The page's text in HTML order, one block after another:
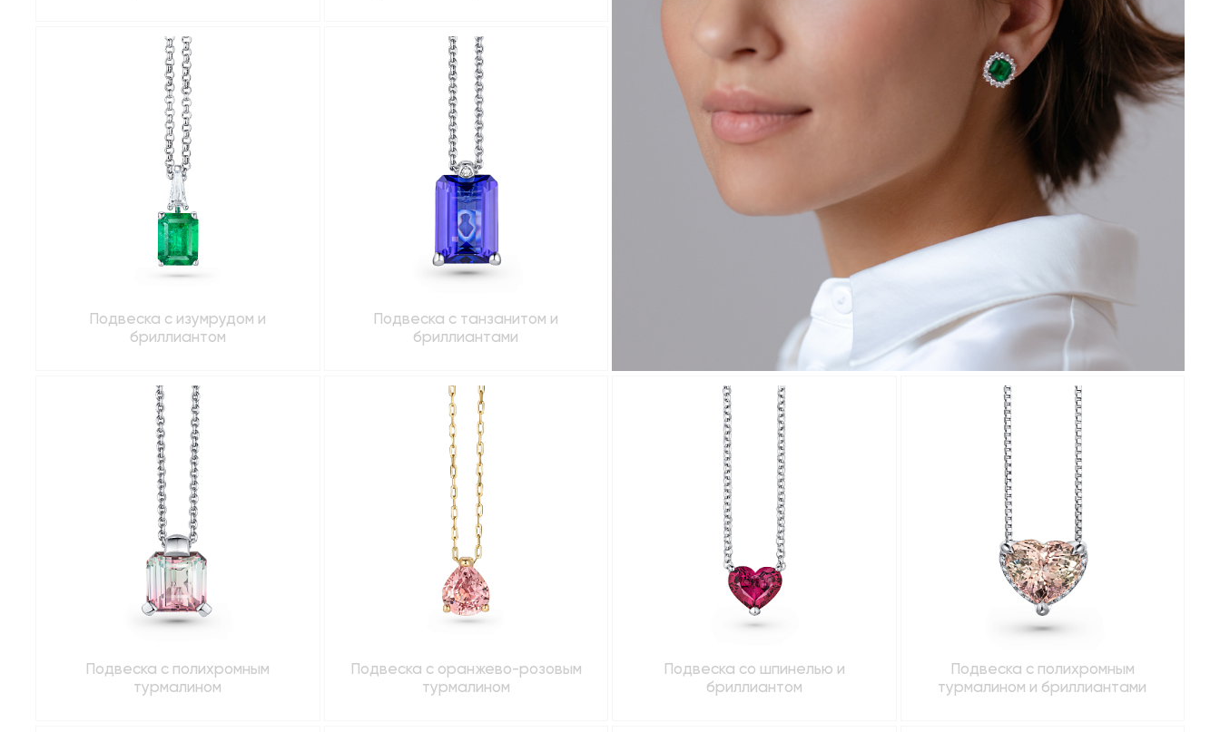
Подвеска с изумрудом и
бриллиантом
Подвеска с танзанитом и
бриллиантами
Подвеска с полихромным
турмалином
Подвеска с оранжево-розовым
турмалином
Подвеска со шпинелью и
бриллиантом
Подвеска с полихромным
турмалином и бриллиантами